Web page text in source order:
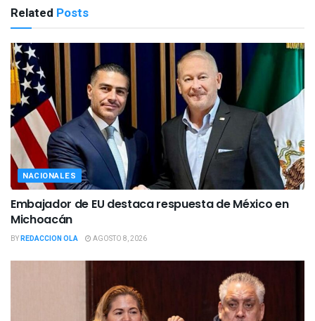
Related Posts
NACIONALES
Embajador de EU destaca respuesta de México en
Michoacán
BYREDACCION OLA AGOSTO 8, 2026